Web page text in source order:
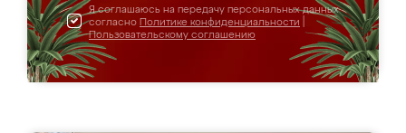
Я соглашаюсь на передачу персональных данных
согласно Политике конфиденциальности
Пользовательскому соглашению